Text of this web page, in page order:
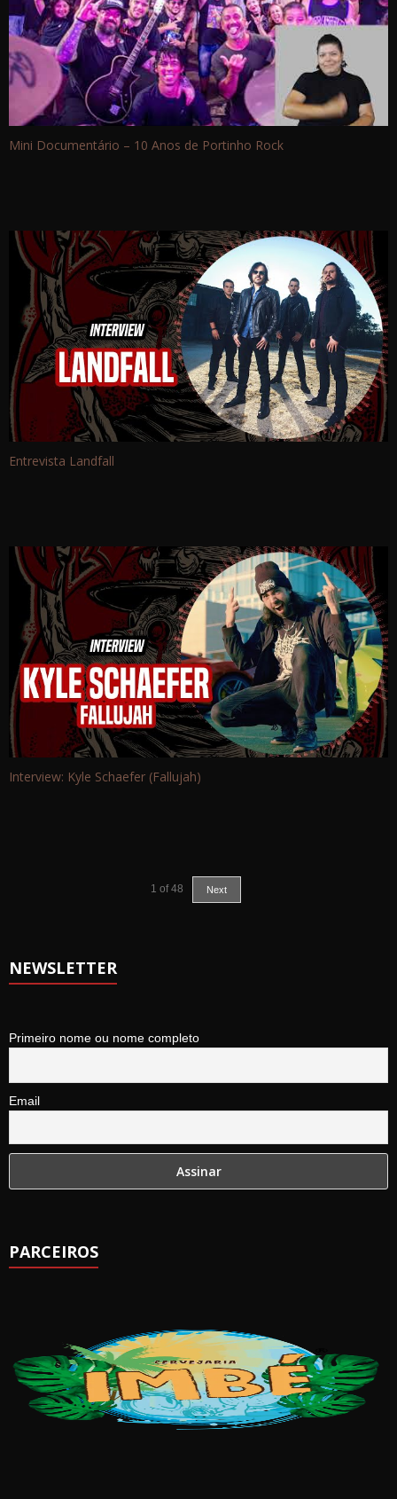
Mini Documentário – 10 Anos de Portinho Rock
Entrevista Landfall
Interview: Kyle Schaefer (Fallujah)
1 of 48 Next
NEWSLETTER
Primeiro nome ou nome completo
Email
PARCEIROS